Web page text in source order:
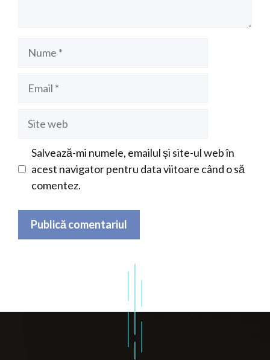
Salvează-mi numele, emailul și site-ul web în
acest navigator pentru data viitoare când o să
comentez.